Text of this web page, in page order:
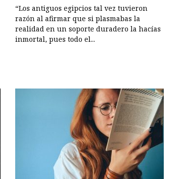
“Los antiguos egipcios tal vez tuvieron
razón al afirmar que si plasmabas la
realidad en un soporte duradero la hacías
inmortal, pues todo el...